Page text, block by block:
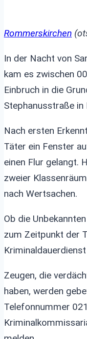
Rommerskirchen
In der Nacht von
kam es zwischen
Einbruch in die
Stephanusstraße in
Nach ersten
Täter ein Fenster
einen Flur gelangt.
zweier
nach Wertsachen.
Ob die
zum Zeitpunkt der
Zeugen, die
haben, werden
Telefonnummer